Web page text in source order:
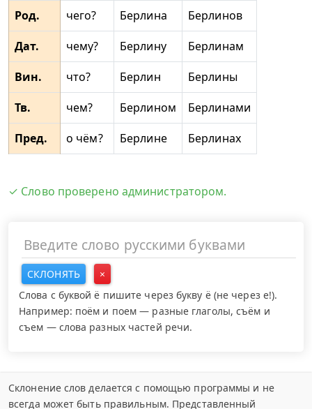
Род.
чего? Берлина
Берлинов
Дат.
чему? Берлину
Берлинам
Вин.
что? Берлин
Берлины
Тв.
чем? Берлином
Берлинами
Пред.
о чём? Берлине Берлинах
✓ Слово проверено администратором.
СКЛОНЯТЬ
×
Слова с буквой ё пишите через букву ё (не через е!).
Например: поём и поем — разные глаголы, съём и
съем — слова разных частей речи.
Склонение слов делается с помощью программы и не
всегда может быть правильным. Представленный